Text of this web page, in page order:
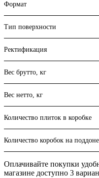
Формат
Тип поверхности
Ректификация
Вес брутто, кг
Вес нетто, кг
Количество плиток в коробке
Количество коробок на поддоне
Оплачивайте покупки
магазине доступно 3